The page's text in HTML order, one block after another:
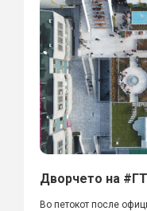
Дворчето на
Во петокот после